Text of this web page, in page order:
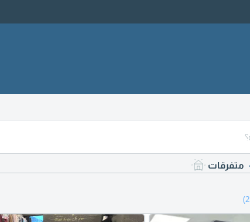
متفرقات